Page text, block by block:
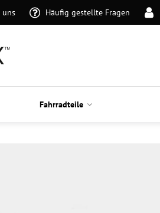
uns Häufig gestellte Fragen
Fahrradteile